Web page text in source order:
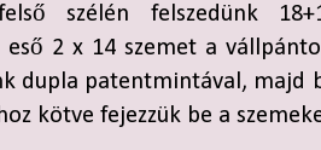
szélén felszedünk
eső 2 x 14 szemet a
dupla patentmintával, majd
kötve fejezzük be a